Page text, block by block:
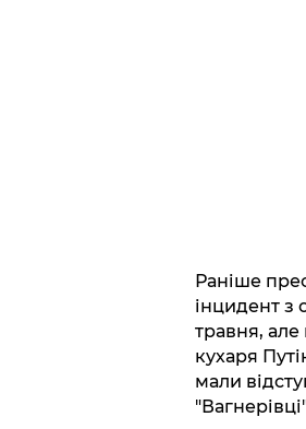
Раніше
інцидент з
травня,
кухаря
мали